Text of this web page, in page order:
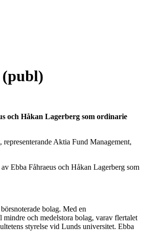
(publ)
och Håkan Lagerberg som ordinarie
Aktia Fund Management,
Ebba Fåhraeus och Håkan Lagerberg som
bolag. Med en
och medelstora bolag, varav flertalet
styrelse vid Lunds universitet. Ebba